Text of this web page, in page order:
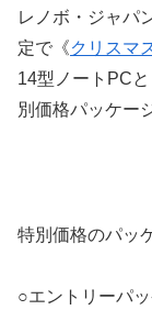
レノボ・ジャパ
定で《クリスマ
14型ノートPC
別価格パッケー
特別価格のパッ
○エントリーパ